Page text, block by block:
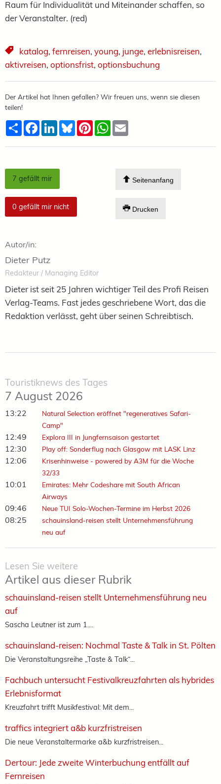
Raum für Individualität und Miteinander schaffen, so
der Veranstalter. (red)
katalog, fernreisen, young, junge, erlebnisreisen,
aktivreisen, optionsfrist, optionsbuchung
Der Artikel hat Ihnen gefallen? Wir freuen uns, wenn sie diesen
teilen!
TeilenFacebook
LinkedInBlueskyPinterestWhatsApp
7 gefällt mir
0 gefällt mir nicht
Seitenanfang
Drucken
Autor/in:
Dieter Putz
Redakteur / Managing Editor
Dieter ist seit 25 Jahren wichtiger Teil des Profi Reisen
Verlag-Teams. Fast jedes geschriebene Wort, das die
Redaktion verlässt, geht über seinen Schreibtisch.
Touristiknews des Tages
7 August 2026
13:22
Natural Selection eröffnet "regeneratives Safari-
Camp"
12:49 Explora III in Jungfernsaison gestartet
12:30 Play off: Sonderflug nach Glasgow mit LASK Linz
12:06
Krisenhinweise - powered by A3M für die Woche
32/33
10:01
Emirates: Mehr Codeshare mit South African
Airways
09:46 Neue TUI Solo-Wochen-Termine im Herbst 2026
08:25
schauinsland-reisen stellt Unternehmensführung
neu auf
Lesen Sie weitere
Artikel aus dieser Rubrik
schauinsland-reisen stellt Unternehmensführung neu
auf
Sascha Leutner ist zum 1....
schauinsland-reisen: Nochmal Taste & Talk in St. Pölten
Die Veranstaltungsreihe „Taste & Talk“...
Fachbuch untersucht Festivalkreuzfahrten als hybrides
Erlebnisformat
Kreuzfahrt trifft Musikfestival: Mit dem...
traffics integriert a&b kurzfristreisen
Die neue Veranstaltermarke a&b kurzfristreisen...
Dertour: Jede zweite Winterbuchung entfällt auf
Fernreisen